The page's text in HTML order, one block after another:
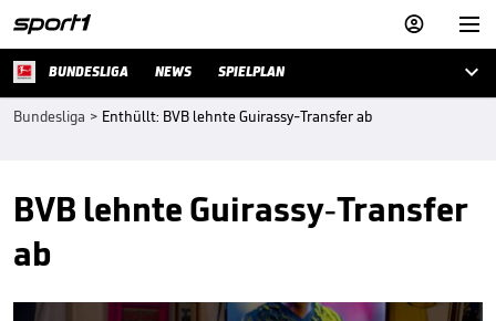


BUNDESLIGA NEWS SPIELPLAN 
Bundesliga > Enthüllt: BVB lehnte Guirassy-Transfer ab
BVB lehnte Guirassy-Transfer
ab